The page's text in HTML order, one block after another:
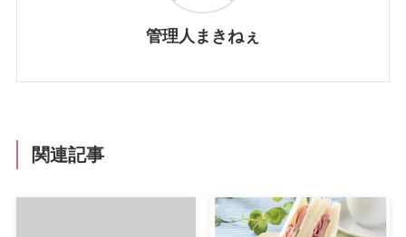
管理人まきねぇ
関連記事